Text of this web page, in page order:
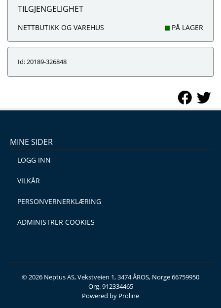
TILGJENGELIGHET
NETTBUTIKK OG VAREHUS PÅ LAGER
Id: 20189-326848
MINE SIDER
LOGG INN
VILKÅR
PERSONVERNERKLÆRING
ADMINISTRER COOKIES
© 2026 Neptus AS, Vekstveien 1, 3474 ÅROS, Norge 66759950
Org. 912334465
Powered by Proline